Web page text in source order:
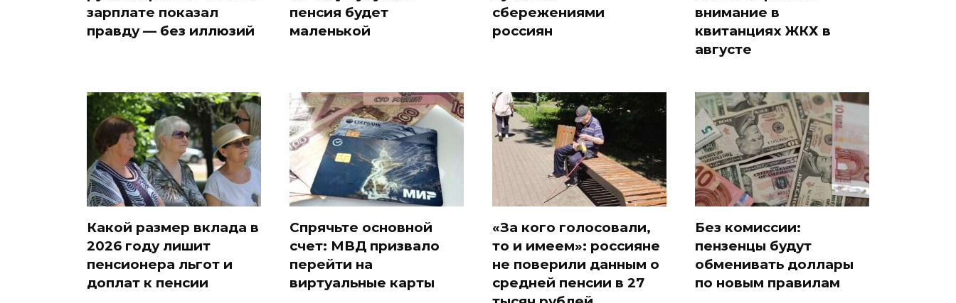
зарплате показал
правду — без иллюзий
пенсия будет
маленькой
сбережениями
россиян
внимание в
квитанциях ЖКХ в
августе
Какой размер вклада в
2026 году лишит
пенсионера льгот и
доплат к пенсии
Спрячьте основной
счет: МВД призвало
перейти на
виртуальные карты
«За кого голосовали,
то и имеем»: россияне
не поверили данным о
средней пенсии в 27
Без комиссии:
пензенцы будут
обменивать доллары
по новым правилам